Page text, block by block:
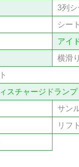
3列シ
シー
アイ
横滑
スチャージドランプ
サン
リフ